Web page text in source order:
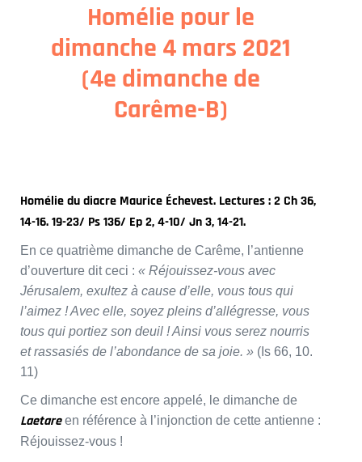
Homélie pour le
dimanche 4 mars 2021
(4e dimanche de
Carême-B)
Homélie du diacre Maurice Échevest. Lectures : 2 Ch 36,
14-16. 19-23/ Ps 136/ Ep 2, 4-10/ Jn 3, 14-21.
En ce quatrième dimanche de Carême, l’antienne
d’ouverture dit ceci : « Réjouissez-vous avec
Jérusalem, exultez à cause d’elle, vous tous qui
l’aimez ! Avec elle, soyez pleins d’allégresse, vous
tous qui portiez son deuil ! Ainsi vous serez nourris
et rassasiés de l’abondance de sa joie. » (Is 66, 10.
11)
Ce dimanche est encore appelé, le dimanche de
Laetareen référence à l’injonction de cette antienne :
Réjouissez-vous !